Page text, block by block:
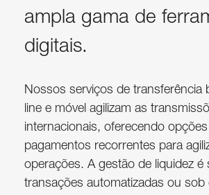
ampla gama de
digitais.
Nossos serviços de transferência
line e móvel agilizam as
internacionais, oferecendo
pagamentos recorrentes para
operações. A gestão de liquidez é
transações automatizadas ou sob